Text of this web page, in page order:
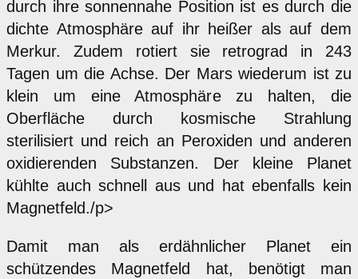
durch ihre sonnennahe Position ist es durch die
dichte Atmosphäre auf ihr heißer als auf dem
Merkur. Zudem rotiert sie retrograd in 243
Tagen um die Achse. Der Mars wiederum ist zu
klein um eine Atmosphäre zu halten, die
Oberfläche durch kosmische Strahlung
sterilisiert und reich an Peroxiden und anderen
oxidierenden Substanzen. Der kleine Planet
kühlte auch schnell aus und hat ebenfalls kein
Magnetfeld./p>
Damit man als erdähnlicher Planet ein
schützendes Magnetfeld hat, benötigt man